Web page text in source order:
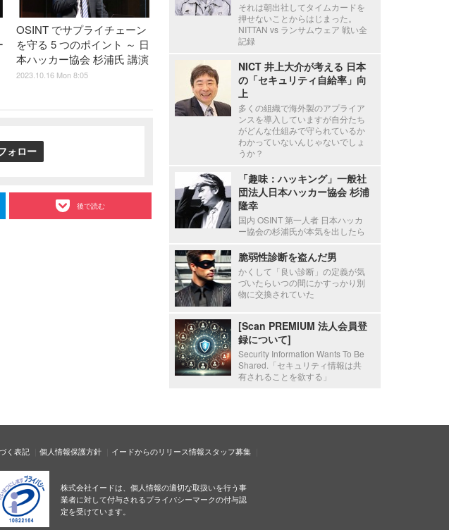
OSINT でサプライチェーン
を守る 5 つのポイント ～ 日
本ハッカー協会 杉浦氏 講演
2023.10.16 Mon 8:05
ォロー
後で読む
それは朝出社してタイムカードを
押せないことからはじまった。
NITTAN vs ランサムウェア 戦い全
記録
NICT 井上大介が考える 日本
の「セキュリティ自給率」向
上
多くの組織で海外製のアプライア
ンスを導入していますが自分たち
がどんな仕組みで守られているか
わかっていないんじゃないでしょ
うか？
「趣味：ハッキング」一般社
団法人日本ハッカー協会 杉浦
隆幸
国内 OSINT 第一人者 日本ハッカ
ー協会の杉浦氏が本気を出したら
脆弱性診断を盗んだ男
かくして「良い診断」の定義が気
づいたらいつの間にかすっかり別
物に交換されていた
[Scan PREMIUM 法人会員登
録について]
Security Information Wants To Be
Shared.「セキュリティ情報は共
有されることを欲する」
く表記 個人情報保護方針 イードからのリリース情報スタッフ募集
株式会社イードは、個人情報の適切な取扱いを行う事
業者に対して付与されるプライバシーマークの付与認
定を受けています。